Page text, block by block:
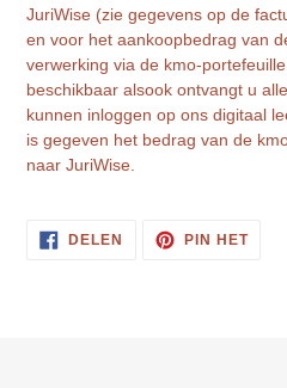
JuriWise (zie gegevens op de
en voor het aankoopbedrag van
verwerking via de kmo-
beschikbaar alsook ontvangt u
kunnen inloggen op ons digitaal
is gegeven het bedrag van de
naar JuriWise.
DELEN DELEN PIN HET